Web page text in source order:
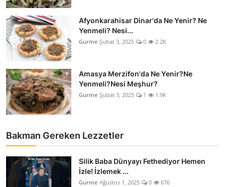
Afyonkarahisar Dinar'da Ne Yenir? Ne
Yenmeli? Nesi...
Gurme Şubat 3, 2025 0 2.2K
Amasya Merzifon'da Ne Yenir?Ne
Yenmeli?Nesi Meşhur?
Gurme Şubat 3, 2025 1 1.9K
Bakman Gereken Lezzetler
Silik Baba Dünyayı Fethediyor Hemen
İzle! İzlemek ...
Gurme Ağustos 1, 2025 0 676